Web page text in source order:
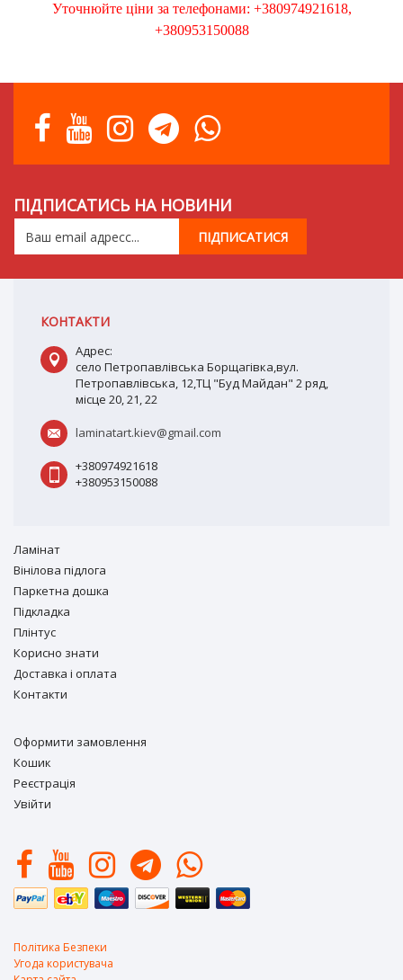
Уточнюйте ціни за телефонами: +380974921618,
+380953150088
ПІДПИСАТИСЬ НА НОВИНИ
КОНТАКТИ
Адрес:
село Петропавлівська Борщагівка,вул.
Петропавлівська, 12,ТЦ "Буд Майдан" 2 ряд,
місце 20, 21, 22
laminatart.kiev@gmail.com
+380974921618
+380953150088
Ламiнат
Вiнiлова підлога
Паркетна дошка
Підкладка
Плінтус
Корисно знати
Доставка і оплата
Контакти
Оформити замовлення
Кошик
Реєстрація
Увійти
Політика Безпеки
Угода користувача